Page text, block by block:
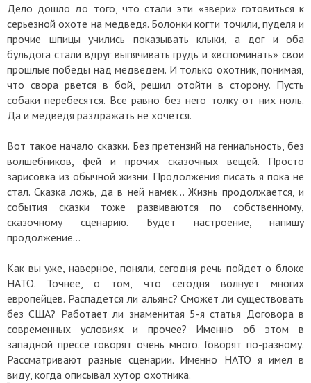
Дело дошло до того, что стали эти «звери» готовиться к
серьезной охоте на медведя. Болонки когти точили, пуделя и
прочие шпицы учились показывать клыки, а дог и оба
бульдога стали вдруг выпячивать грудь и «вспоминать» свои
прошлые победы над медведем. И только охотник, понимая,
что свора рвется в бой, решил отойти в сторону. Пусть
собаки перебесятся. Все равно без него толку от них ноль.
Да и медведя раздражать не хочется.
Вот такое начало сказки. Без претензий на гениальность, без
волшебников, фей и прочих сказочных вещей. Просто
зарисовка из обычной жизни. Продолжения писать я пока не
стал. Сказка ложь, да в ней намек... Жизнь продолжается, и
события сказки тоже развиваются по собственному,
сказочному сценарию. Будет настроение, напишу
продолжение…
Как вы уже, наверное, поняли, сегодня речь пойдет о блоке
НАТО. Точнее, о том, что сегодня волнует многих
европейцев. Распадется ли альянс? Сможет ли существовать
без США? Работает ли знаменитая 5-я статья Договора в
современных условиях и прочее? Именно об этом в
западной прессе говорят очень много. Говорят по-разному.
Рассматривают разные сценарии. Именно НАТО я имел в
виду, когда описывал хутор охотника.